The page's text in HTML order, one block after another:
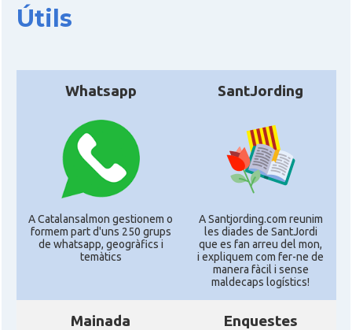
Útils
Whatsapp
A Catalansalmon gestionem o
formem part d'uns 250 grups
de whatsapp, geogràfics i
temàtics
SantJording
A Santjording.com reunim
les diades de SantJordi
que es fan arreu del mon,
i expliquem com fer-ne de
manera fàcil i sense
maldecaps logí­stics!
Mainada Enquestes